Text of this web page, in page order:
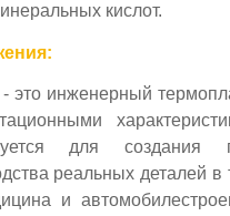
кислот.
это инженерный
для создания
реальных деталей в
и